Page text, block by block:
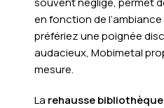
en fonction de l’ambiance
préfériez une poignée
audacieux, Mobimetal
mesure.
La rehausse bibliothèque